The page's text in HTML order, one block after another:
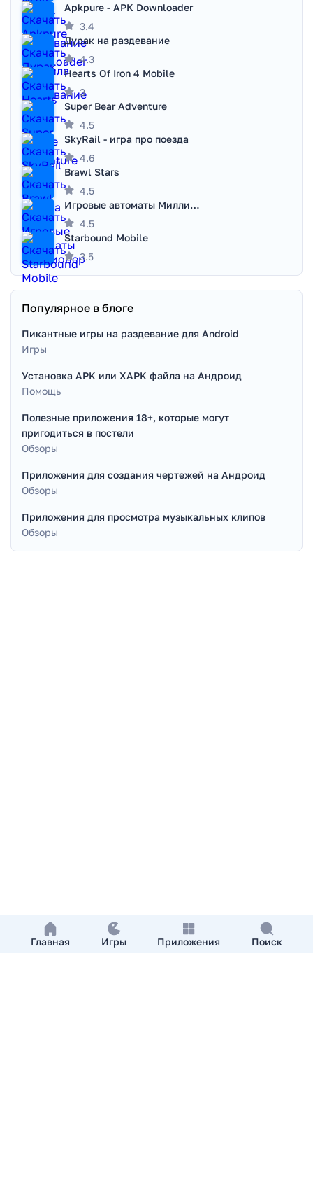
Главная Игры Приложения Поиск
Apkpure - APK Downloader
3.4
Дурак на раздевание
4.3
Hearts Of Iron 4 Mobile
3
Super Bear Adventure
4.5
SkyRail - игра про поезда
4.6
Brawl Stars
4.5
Игровые автоматы Миллионер
4.5
Starbound Mobile
3.5
Популярное в блоге
Пикантные игры на раздевание для Android
Игры
Установка APK или XAPK файла на Андроид
Помощь
Полезные приложения 18+, которые могут
пригодиться в постели
Обзоры
Приложения для создания чертежей на Андроид
Обзоры
Приложения для просмотра музыкальных клипов
Обзоры